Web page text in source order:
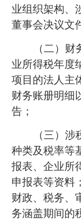
业组织架构、
董事会决议文
（二）
业所得税年度
项目的法人主
财务账册明细
告；
（三）
种类及税率等
报表、企业所
申报表等资料
财政、税务、
务涵盖期间的